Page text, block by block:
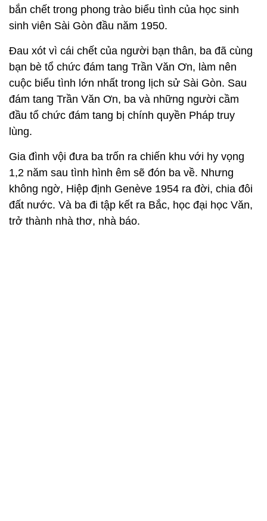
bắn chết trong phong trào biểu tình của học sinh
sinh viên Sài Gòn đầu năm 1950.
Đau xót vì cái chết của người bạn thân, ba đã cùng
bạn bè tổ chức đám tang Trần Văn Ơn, làm nên
cuộc biểu tình lớn nhất trong lịch sử Sài Gòn. Sau
đám tang Trần Văn Ơn, ba và những người cầm
đầu tổ chức đám tang bị chính quyền Pháp truy
lùng.
Gia đình vội đưa ba trốn ra chiến khu với hy vọng
1,2 năm sau tình hình êm sẽ đón ba về. Nhưng
không ngờ, Hiệp định Genève 1954 ra đời, chia đôi
đất nước. Và ba đi tập kết ra Bắc, học đại học Văn,
trở thành nhà thơ, nhà báo.